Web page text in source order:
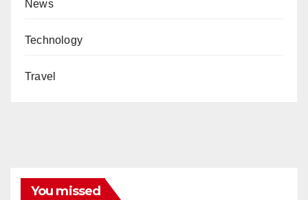
News
Technology
Travel
You missed